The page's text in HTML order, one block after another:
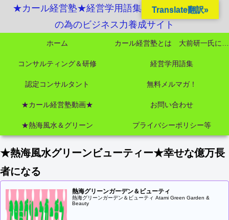
★カール経営塾★経営学用語集起業独立成功MBA
の為のビジネス力養成サイト
ホーム
コンサルティング＆研修 経営学用語集
認定コンサルタント 無料メルマガ！
★カール経営塾動画★ お問い合わせ
★熱海風水＆グリーン プライバシーポリシー等
★熱海風水グリーンビューティー★幸せな億万長
者になる
熱海グリーンガーデン＆ビューティ
熱海グリーンガーデン＆ビューティ Atami Green Garden &
Beauty
Translate翻訳»